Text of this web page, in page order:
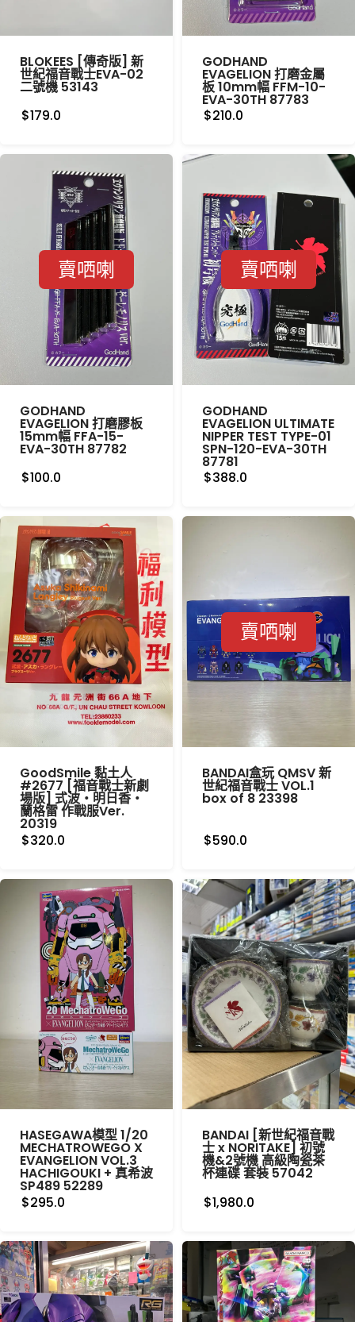
BLOKEES [傳奇版] 新
世紀福音戰士EVA-02
二號機 53143
$179.0
GODHAND
EVAGELION 打磨金屬
板 10mm幅 FFM-10-
EVA-30TH 87783
$210.0
賣哂喇
GODHAND
EVAGELION 打磨膠板
15mm幅 FFA-15-
EVA-30TH 87782
$100.0
賣哂喇
GODHAND
EVAGELION ULTIMATE
NIPPER TEST TYPE-01
SPN-120-EVA-30TH
87781
$388.0
GoodSmile 黏土人
#2677 [福音戰士新劇
場版] 式波‧明日香‧
蘭格雷 作戰服Ver.
20319
$320.0
賣哂喇
BANDAI盒玩 QMSV 新
世紀福音戰士 VOL.1
box of 8 23398
$590.0
HASEGAWA模型 1/20
MECHATROWEGO X
EVANGELION VOL.3
HACHIGOUKI + 真希波
SP489 52289
$295.0
BANDAI [新世紀福音戰
士 x NORITAKE] 初號
機&2號機 高級陶瓷茶
杯連碟 套裝 57042
$1,980.0